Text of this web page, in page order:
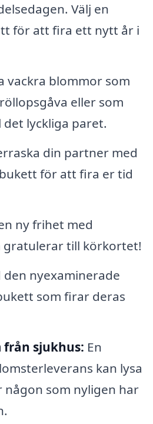
Välj en
för att fira ett nytt år i
vackra blommor som
eller som
lyckliga paret.
din partner med
för att fira er tid
ny frihet med
gratulerar till körkortet!
den nyexaminerade
som firar deras
från sjukhus: En
kan lysa
någon som nyligen har